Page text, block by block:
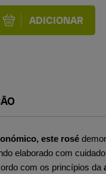
este rosé
elaborado com
com os princípios da